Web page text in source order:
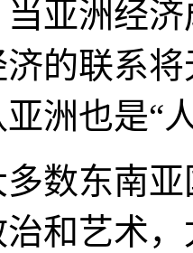
亚洲经
的联系
洲也是“
数东南
和艺术